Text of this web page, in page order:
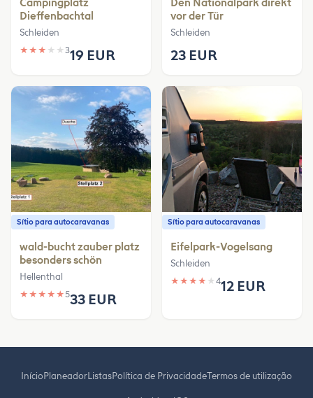
Dieffenbachtal
Schleiden
★ ★ ★ ★ ★ 319 EUR
vor der Tür
Schleiden
23 EUR
Sítio para autocaravanas
wald-bucht zauber platz
besonders schön
Hellenthal
★ ★ ★ ★ ★533 EUR
Sítio para autocaravanas
Eifelpark-Vogelsang
Schleiden
★ ★ ★ ★ ★ 412 EUR
InícioPlaneadorListasPolítica de PrivacidadeTermos de utilização